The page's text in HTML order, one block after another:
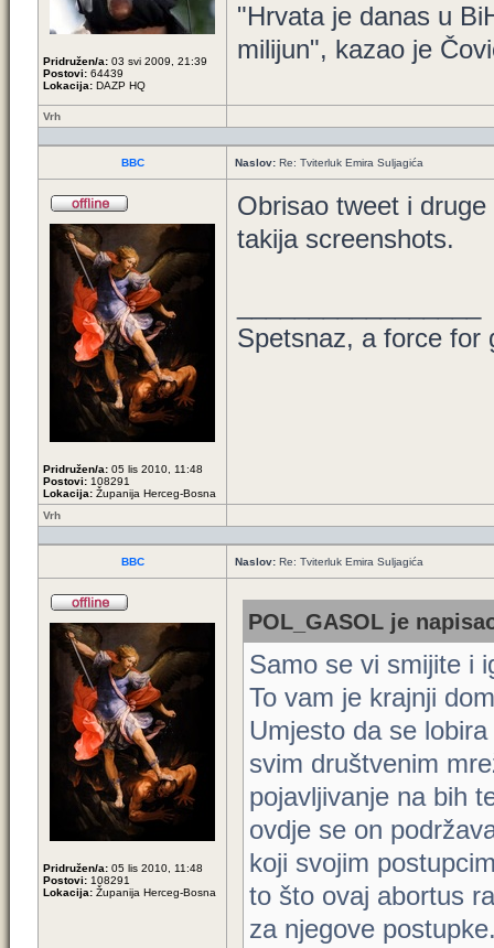
Pridružen/a: 03 svi 2009, 21:39
Postovi: 64439
Lokacija: DAZP HQ
"Hrvata je danas u
milijun", kazao je
Vrh
BBC Naslov: Re: Tviterluk Emira Suljagića
Pridružen/a: 05 lis 2010, 11:48
Postovi: 108291
Lokacija: Županija Herceg-Bosna
Obrisao tweet i
takija screenshots.
Spetsnaz, a force for
Vrh
BBC Naslov: Re: Tviterluk Emira Suljagića
Pridružen/a: 05 lis 2010, 11:48
Postovi: 108291
Lokacija: Županija Herceg-Bosna
POL_GASOL je
Samo se vi smijite i
To vam je krajnji
Umjesto da se
svim društvenim
pojavljivanje na bih
ovdje se on
koji svojim
to što ovaj abortus
za njegove